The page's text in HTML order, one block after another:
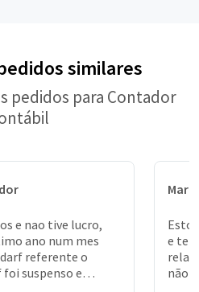
similares
pedidos para Contador
e nao tive lucro,
ano num mes
referente o
suspenso e
e
não